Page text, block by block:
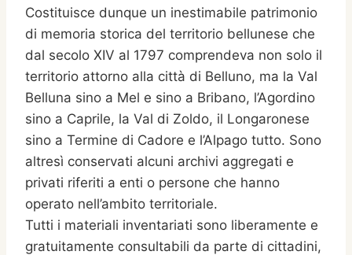
Costituisce dunque un inestimabile patrimonio
di memoria storica del territorio bellunese che
dal secolo XIV al 1797 comprendeva non solo il
territorio attorno alla città di Belluno, ma la Val
Belluna sino a Mel e sino a Bribano, l’Agordino
sino a Caprile, la Val di Zoldo, il Longaronese
sino a Termine di Cadore e l’Alpago tutto. Sono
altresì conservati alcuni archivi aggregati e
privati riferiti a enti o persone che hanno
operato nell’ambito territoriale.
Tutti i materiali inventariati sono liberamente e
gratuitamente consultabili da parte di cittadini,